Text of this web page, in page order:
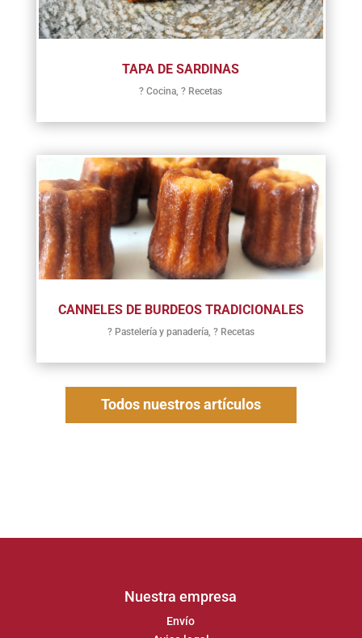
TAPA DE SARDINAS
? Cocina,? Recetas
CANNELES DE BURDEOS TRADICIONALES
? Pastelería y panadería, ? Recetas
Todos nuestros artículos
Nuestra empresa
Envío